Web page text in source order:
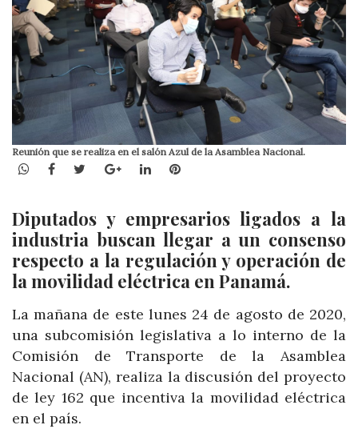
Reunión que se realiza en el salón Azul de la Asamblea Nacional.
WhatsApp
Facebook
TwitterGoogle+LinkedInPinterest
Diputados y empresarios ligados a la
industria buscan llegar a un consenso
respecto a la regulación y operación de
la movilidad eléctrica en Panamá.
La mañana de este lunes 24 de agosto de 2020,
una subcomisión legislativa a lo interno de la
Comisión de Transporte de la Asamblea
Nacional (AN), realiza la discusión del proyecto
de ley 162 que incentiva la movilidad eléctrica
en el país.